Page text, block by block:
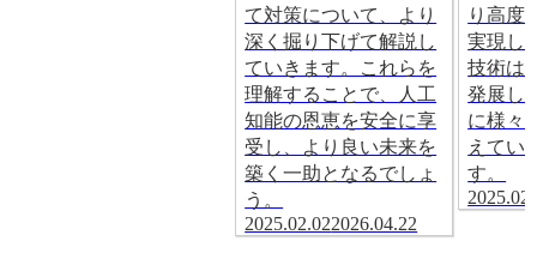
て対策について、より
深く掘り下げて解説し
ていきます。これらを
理解することで、人工
知能の恩恵を安全に享
受し、より良い未来を
築く一助となるでしょ
う。
2025.02.022026.04.22
り高度
実現し
技術は
発展し
に様々
えてい
す。